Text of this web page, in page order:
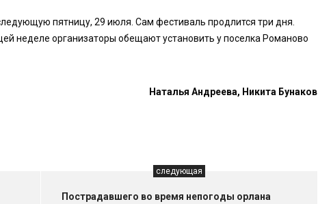
пятницу, 29 июля. Сам фестиваль продлится три дня.
неделе организаторы обещают установить у поселка Романово
Наталья Андреева, Никита Бунаков
следующая
Пострадавшего во время непогоды орлана